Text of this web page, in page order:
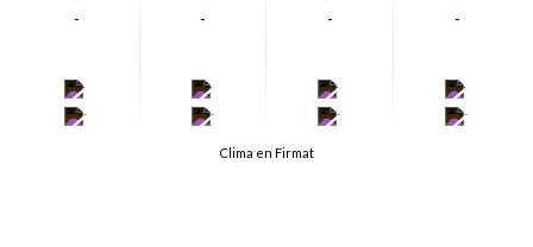
-
-
-
-
-
-
-
-
-
-
-
-
Clima en Firmat